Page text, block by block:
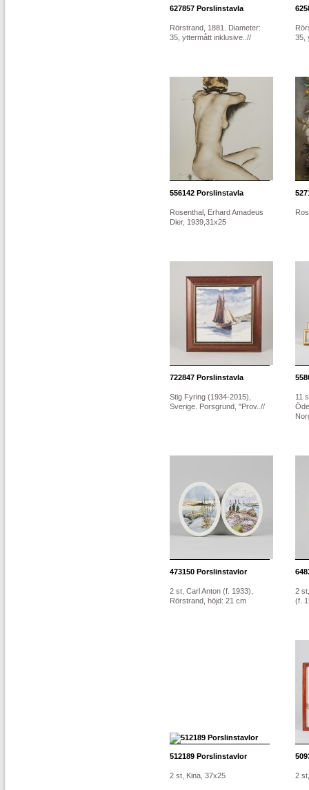
627857 Porslinstavla
Rörstrand, 1881. Diameter:
35, yttermått inklusive..//
35,
556142 Porslinstavla
Rosenthal, Erhard Amadeus
Dier, 1939,31x25
722847 Porslinstavla
Stig Fyring (1934-2015),
Sverige. Porsgrund, "Prov..//
11
473150 Porslinstavlor
2 st, Carl Anton (f. 1933),
Rörstrand, höjd: 21 cm
2
(f.
512189 Porslinstavlor
2 st, Kina, 37x25 2